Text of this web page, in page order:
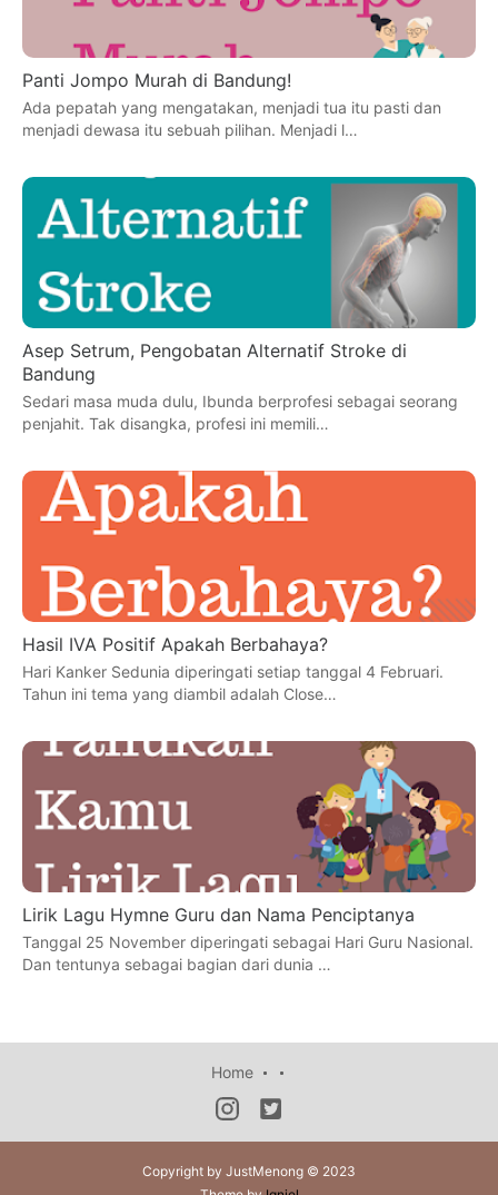
Panti Jompo Murah di Bandung!
Ada pepatah yang mengatakan, menjadi tua itu pasti dan
menjadi dewasa itu sebuah pilihan. Menjadi l…
Asep Setrum, Pengobatan Alternatif Stroke di
Bandung
Sedari masa muda dulu, Ibunda berprofesi sebagai seorang
penjahit. Tak disangka, profesi ini memili…
Hasil IVA Positif Apakah Berbahaya?
Hari Kanker Sedunia diperingati setiap tanggal 4 Februari.
Tahun ini tema yang diambil adalah Close…
Lirik Lagu Hymne Guru dan Nama Penciptanya
Tanggal 25 November diperingati sebagai Hari Guru Nasional.
Dan tentunya sebagai bagian dari dunia …
Home
Copyright by JustMenong © 2023